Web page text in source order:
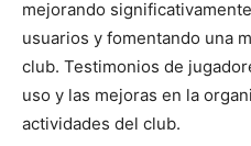
mejorando
usuarios y fomentando una
club. Testimonios de
uso y las mejoras en la
actividades del club.